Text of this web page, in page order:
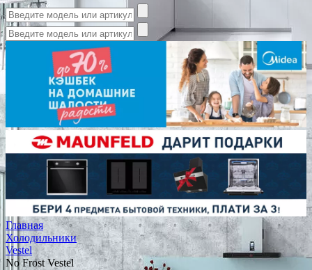
Главная
Холодильники
Vestel
No Frost Vestel